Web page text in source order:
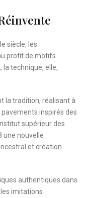
siècle, les
profit de motifs
technique, elle,
la tradition, réalisant à
inspirés des
supérieur des
une nouvelle
et création
authentiques dans
imitations